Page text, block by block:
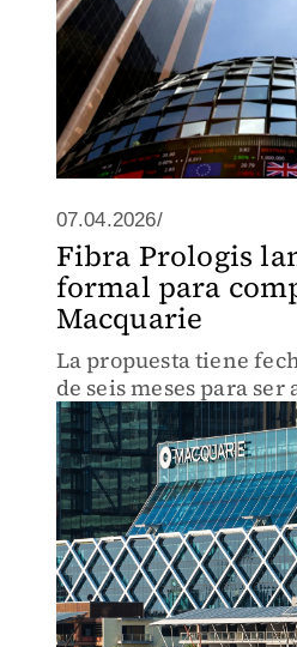
07.04.2026/
Fibra Prologis
formal para
Macquarie
La propuesta tiene
de seis meses para ser